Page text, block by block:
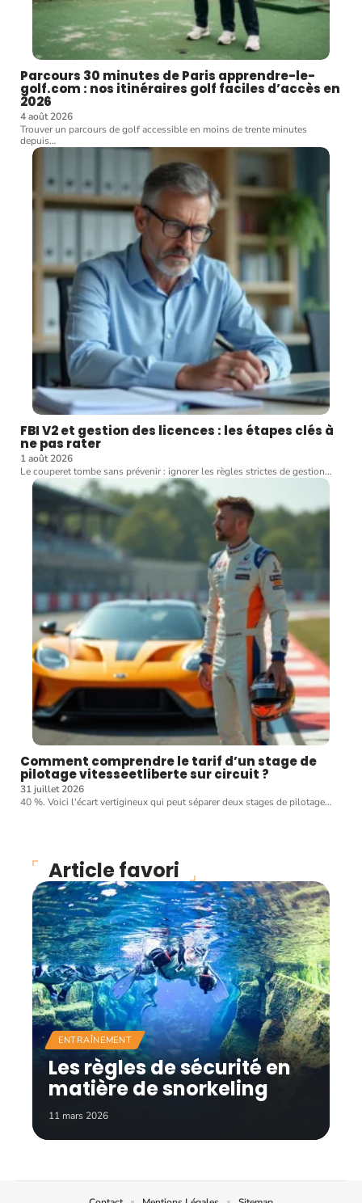
Parcours 30 minutes de Paris apprendre-le-
golf.com : nos itinéraires golf faciles d’accès en
2026
4 août 2026
Trouver un parcours de golf accessible en moins de trente minutes
depuis…
FBI V2 et gestion des licences : les étapes clés à
ne pas rater
1 août 2026
Le couperet tombe sans prévenir : ignorer les règles strictes de gestion…
Comment comprendre le tarif d’un stage de
pilotage vitesseetliberte sur circuit ?
31 juillet 2026
40 %. Voici l'écart vertigineux qui peut séparer deux stages de pilotage…
Article favori
ENTRAÎNEMENT
Les règles de sécurité en
matière de snorkeling
11 mars 2026